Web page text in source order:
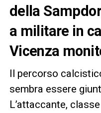
della
a militare in
Vicenza
Il percorso
sembra essere
L’attaccante,